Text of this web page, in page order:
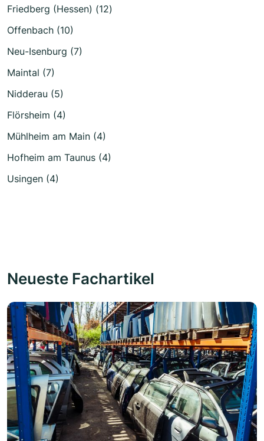
Friedberg (Hessen) (12)
Offenbach (10)
Neu-Isenburg (7)
Maintal (7)
Nidderau (5)
Flörsheim (4)
Mühlheim am Main (4)
Hofheim am Taunus (4)
Usingen (4)
Neueste Fachartikel